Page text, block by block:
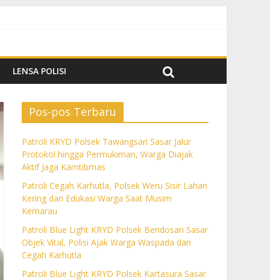
dan Cegah Karhutla
LENSA POLISI
Pos-pos Terbaru
Patroli KRYD Polsek Tawangsari Sasar Jalur
Protokol hingga Permukiman, Warga Diajak
Aktif Jaga Kamtibmas
Patroli Cegah Karhutla, Polsek Weru Sisir Lahan
Kering dan Edukasi Warga Saat Musim
Kemarau
Patroli Blue Light KRYD Polsek Bendosari Sasar
Objek Vital, Polisi Ajak Warga Waspada dan
Cegah Karhutla
Patroli Blue Light KRYD Polsek Kartasura Sasar